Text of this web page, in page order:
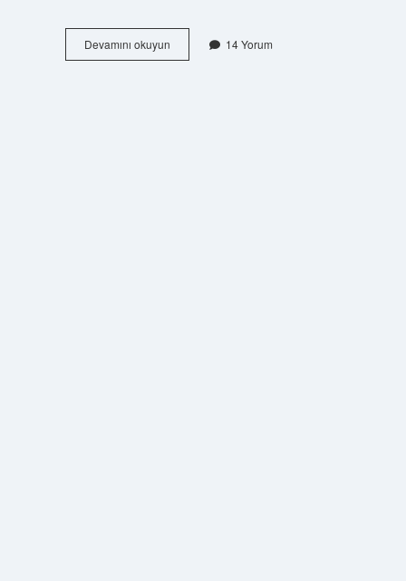
Devamını okuyunGöğsünü
kabartmak
14 Yorum